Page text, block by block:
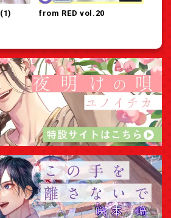
from RED vol.20